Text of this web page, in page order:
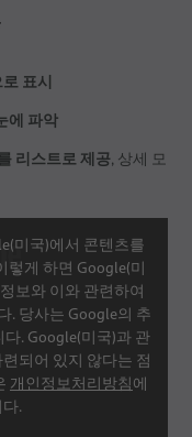
표시
에 파악
리스트로 제공, 상세 모
미국)에서 콘텐츠를
렇게 하면 Google(미
보와 이와 관련하여
. 당사는 Google의 추
. Google(미국)과 관
되어 있지 않다는 점
개인정보처리방침에
.